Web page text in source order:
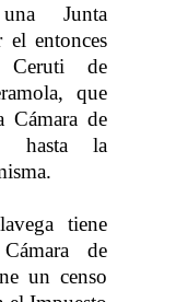
Junta
el entonces
Ceruti de
que
Cámara de
hasta la
tiene
de
un censo